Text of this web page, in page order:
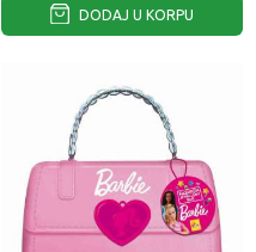
DODAJ U KORPU